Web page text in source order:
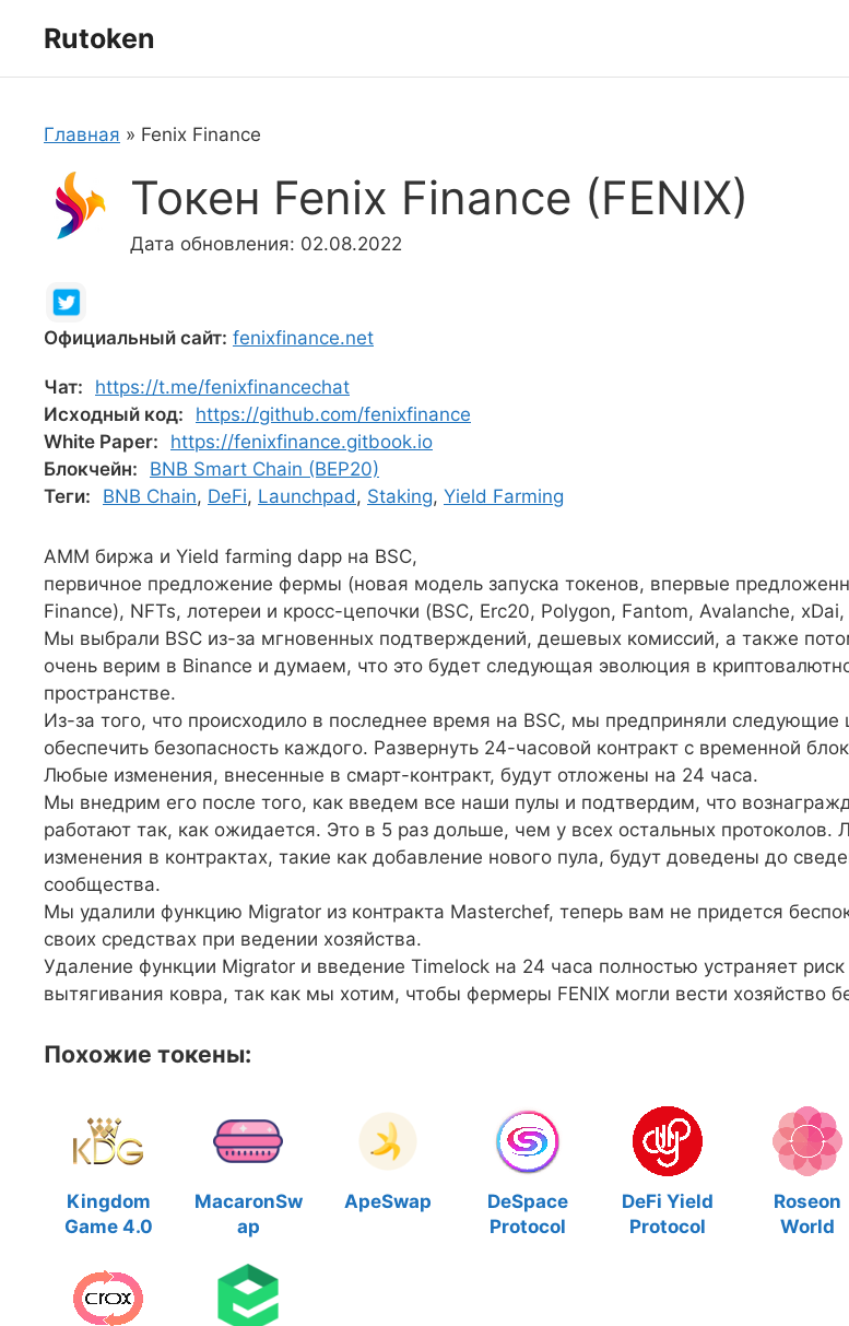
Rutoken
Главная » Fenix Finance
Токен Fenix Finance (FENIX)
Дата обновления: 02.08.2022
Официальный сайт: fenixfinance.net
Чат:
https://t.me/fenixfinancechat
Исходный код:
https://github.com/fenixfinance
White Paper:
https://fenixfinance.gitbook.io
Блокчейн:
BNB Smart Chain (BEP20)
Теги:
BNB Chain, DeFi, Launchpad, Staking, Yield Farming
AMM биржа и Yield farming dapp на BSC,
первичное предложение фермы (новая модель запуска токенов, впервые
Finance), NFTs, лотереи и кросс-цепочки (BSC, Erc20, Polygon, Fantom, Avalanche,
Мы выбрали BSC из-за мгновенных подтверждений, дешевых комиссий, а также
очень верим в Binance и думаем, что это будет следующая эволюция в
пространстве.
Из-за того, что происходило в последнее время на BSC, мы предприняли следующие
обеспечить безопасность каждого. Развернуть 24-часовой контракт с временной
Любые изменения, внесенные в смарт-контракт, будут отложены на 24 часа.
Мы внедрим его после того, как введем все наши пулы и подтвердим, что
работают так, как ожидается. Это в 5 раз дольше, чем у всех остальных протоколов.
изменения в контрактах, такие как добавление нового пула, будут доведены до
сообщества.
Мы удалили функцию Migrator из контракта Masterchef, теперь вам не придется
своих средствах при ведении хозяйства.
Удаление функции Migrator и введение Timelock на 24 часа полностью устраняет риск
вытягивания ковра, так как мы хотим, чтобы фермеры FENIX могли вести хозяйство
Похожие токены:
Kingdom
Game 4.0
MacaronSw
ap
ApeSwap
DeSpace
Protocol
DeFi Yield
Protocol
Roseon
World